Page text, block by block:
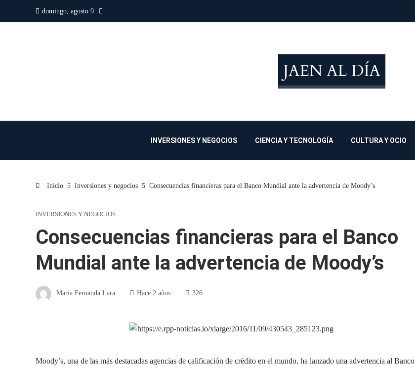
domingo, agosto 9
INVERSIONES Y NEGOCIOS CIENCIA Y TECNOLOGÍA CULTURA Y OCIO
Inicio Inversiones y negocios Consecuencias financieras para el Banco Mundial ante la advertencia de Moody’s
INVERSIONES Y NEGOCIOS
Consecuencias financieras para el Banco
Mundial ante la advertencia de Moody’s
Maria Fernanda Lara Hace 2 años 326
Moody’s, una de las más destacadas agencias de calificación de crédito en el mundo, ha lanzado una advertencia al Banco